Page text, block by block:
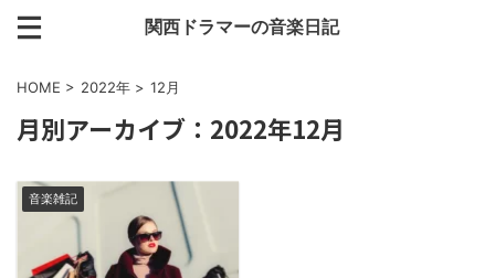
関西ドラマーの音楽日記
HOME > 2022年 > 12月
月別アーカイブ：2022年12月
音楽雑記